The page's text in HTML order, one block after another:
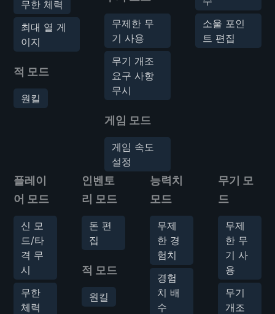
무한 체력
최대 열 게
이지
적 모드
원킬
무제한 무
기 사용
무기 개조
요구 사항
무시
게임 모드
게임 속도
설정
소울 포인
트 편집
플레이
어 모드
신 모
드/타
격 무
시
무한
체력
인벤토
리 모드
돈 편
집
적 모드
원킬
능력치
모드
무제
한 경
험치
경험
치 배
수
무기 모
드
무제
한 무
기 사
용
무기
개조